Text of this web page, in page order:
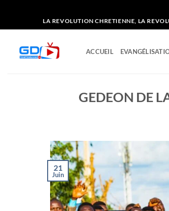
au
contenu
LA REVOLUTION CHRETIENNE, LA REVOLUTION
ACCUEIL
GEDEON DE
21
Juin